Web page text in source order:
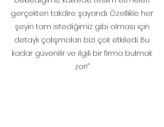
gerçekten takdire şayandı. Özellikle her
şeyin tam istediğimiz gibi olması için
detaylı çalışmaları bizi çok etkiledi. Bu
kadar güvenilir ve ilgili bir firma bulmak
zor!”